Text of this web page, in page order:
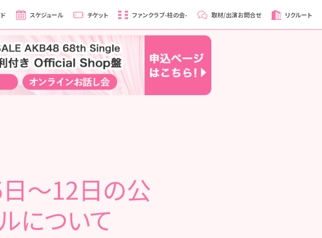
スケジュール チケット ファンクラブ-柱の会- 取材/出演お問合せ リクルート
〜12日の公
について